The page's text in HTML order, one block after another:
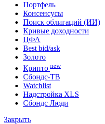
Портфель
Консенсусы
Поиск облигаций (ИИ)
Кривые доходности
ЦФА
Best bid/ask
Золото
Крипто new
Сбондс-ТВ
Watchlist
Надстройка XLS
Сбондс Люди
Закрыть